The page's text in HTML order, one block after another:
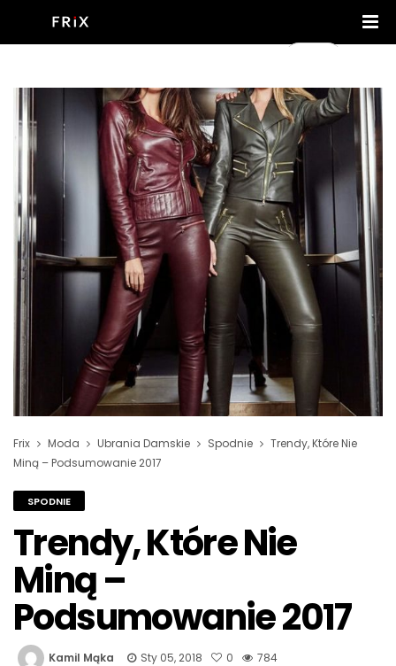
Frix Moda Ubrania Damskie Spodnie
Trendy, Które Nie
Miną – Podsumowanie 2017
SPODNIE
Trendy, Które Nie
Miną –
Podsumowanie 2017
Kamil Mąka Sty 05, 2018 0 784